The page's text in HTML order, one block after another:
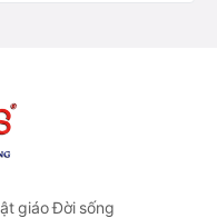
giáo Đời sống